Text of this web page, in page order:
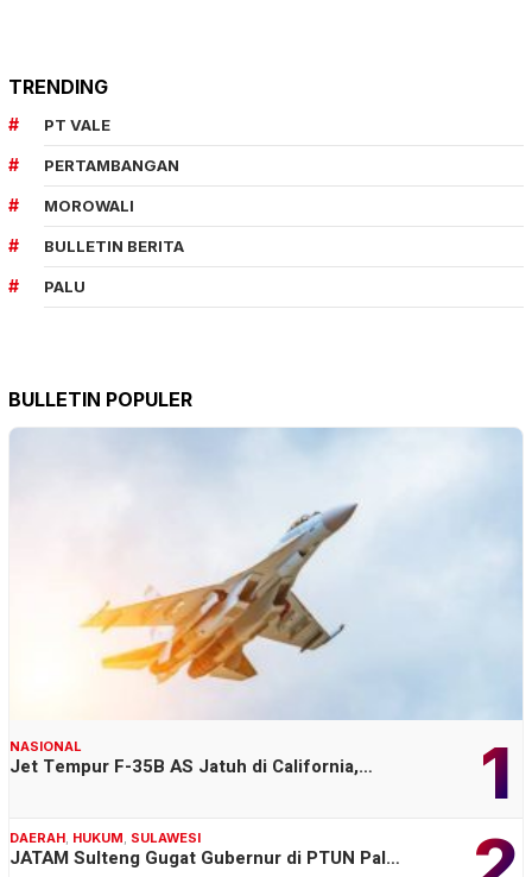
TRENDING
PT VALE
PERTAMBANGAN
MOROWALI
BULLETIN BERITA
PALU
BULLETIN POPULER
1
NASIONAL
Jet Tempur F-35B AS Jatuh di California,…
DAERAH, HUKUM, SULAWESI
JATAM Sulteng Gugat Gubernur di PTUN Pal…